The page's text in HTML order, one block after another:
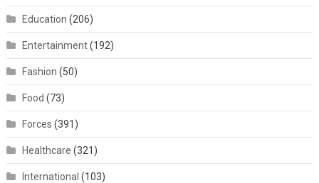
Education (206)
Entertainment(192)
Fashion (50)
Food (73)
Forces (391)
Healthcare (321)
International (103)